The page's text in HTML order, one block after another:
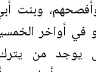
وبنت
في أواخر
يوجد من